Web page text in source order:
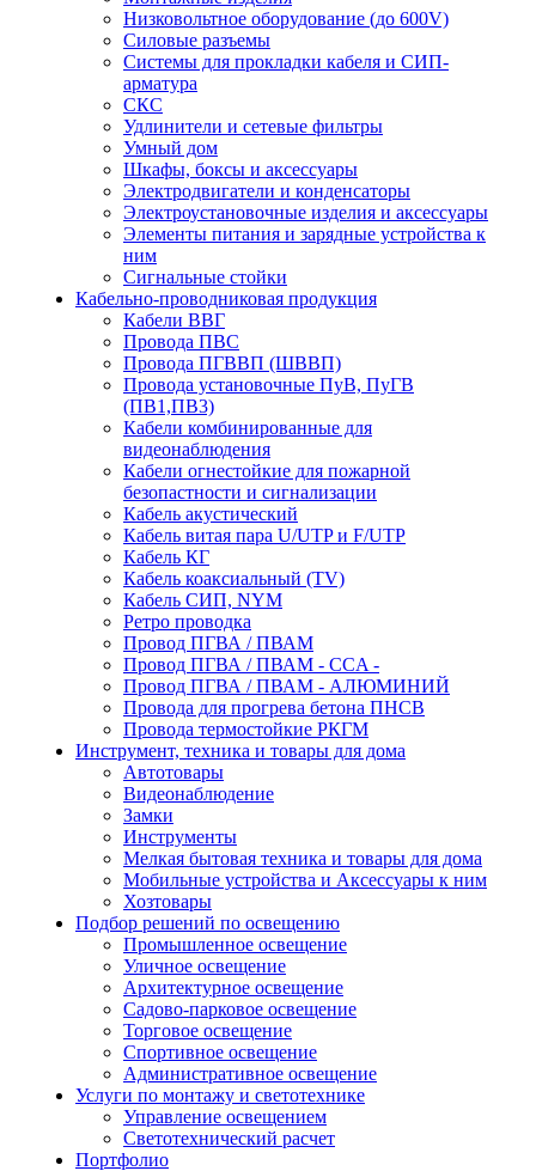
Низковольтное оборудование (до 600V)
Силовые разъемы
Системы для прокладки кабеля и СИП-
арматура
СКС
Удлинители и сетевые фильтры
Умный дом
Шкафы, боксы и аксессуары
Электродвигатели и конденсаторы
Электроустановочные изделия и аксессуары
Элементы питания и зарядные устройства к
ним
Сигнальные стойки
Кабельно-проводниковая продукция
Кабели ВВГ
Провода ПВС
Провода ПГВВП (ШВВП)
Провода установочные ПуВ, ПуГВ
(ПВ1,ПВ3)
Кабели комбинированные для
видеонаблюдения
Кабели огнестойкие для пожарной
безопастности и сигнализации
Кабель акустический
Кабель витая пара U/UTP и F/UTP
Кабель КГ
Кабель коаксиальный (TV)
Кабель СИП, NYM
Ретро проводка
Провод ПГВА / ПВАМ
Провод ПГВА / ПВАМ - CCA -
Провод ПГВА / ПВАМ - АЛЮМИНИЙ
Провода для прогрева бетона ПНСВ
Провода термостойкие РКГМ
Инструмент, техника и товары для дома
Автотовары
Видеонаблюдение
Замки
Инструменты
Мелкая бытовая техника и товары для дома
Мобильные устройства и Аксессуары к ним
Хозтовары
Подбор решений по освещению
Промышленное освещение
Уличное освещение
Архитектурное освещение
Садово-парковое освещение
Торговое освещение
Спортивное освещение
Административное освещение
Услуги по монтажу и светотехнике
Управление освещением
Светотехнический расчет
Портфолио